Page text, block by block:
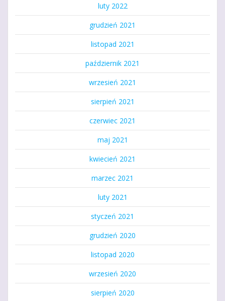
luty 2022
grudzień 2021
listopad 2021
październik 2021
wrzesień 2021
sierpień 2021
czerwiec 2021
maj 2021
kwiecień 2021
marzec 2021
luty 2021
styczeń 2021
grudzień 2020
listopad 2020
wrzesień 2020
sierpień 2020